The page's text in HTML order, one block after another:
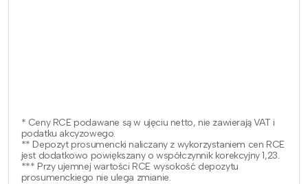
* Ceny RCE podawane są w ujęciu netto, nie zawierają VAT i
podatku akcyzowego.
** Depozyt prosumencki naliczany z wykorzystaniem cen RCE
jest dodatkowo powiększany o współczynnik korekcyjny 1,23.
*** Przy ujemnej wartości RCE wysokość depozytu
prosumenckiego nie ulega zmianie.